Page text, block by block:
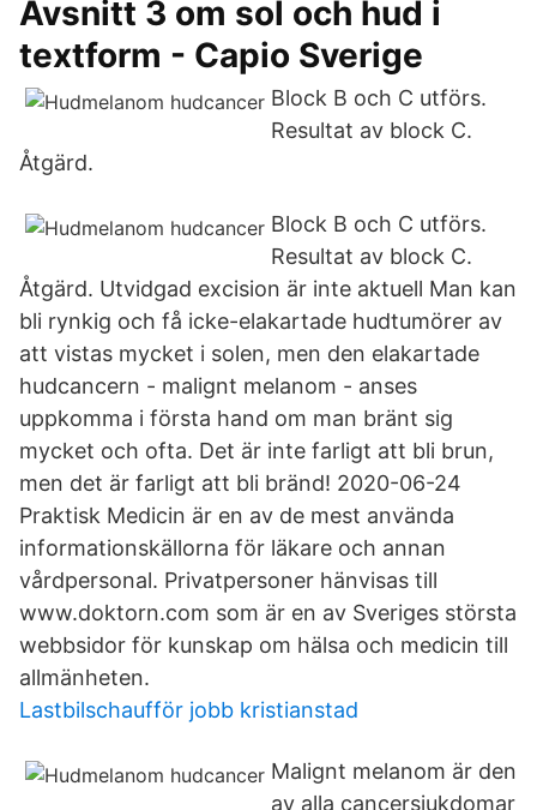
Avsnitt 3 om sol och hud i
textform - Capio Sverige
Block B och C utförs.
Resultat av block C.
Åtgärd.
Block B och C utförs.
Resultat av block C.
Åtgärd. Utvidgad excision är inte aktuell Man kan
bli rynkig och få icke-elakartade hudtumörer av
att vistas mycket i solen, men den elakartade
hudcancern - malignt melanom - anses
uppkomma i första hand om man bränt sig
mycket och ofta. Det är inte farligt att bli brun,
men det är farligt att bli bränd! 2020-06-24
Praktisk Medicin är en av de mest använda
informationskällorna för läkare och annan
vårdpersonal. Privatpersoner hänvisas till
www.doktorn.com som är en av Sveriges största
webbsidor för kunskap om hälsa och medicin till
allmänheten.
Lastbilschaufför jobb kristianstad
Malignt melanom är den
av alla cancersjukdomar